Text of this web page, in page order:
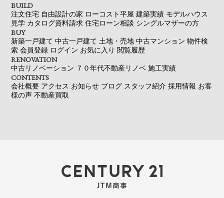
BUILD
注文住宅 自由設計の家 ローコスト平屋 建築実績 モデルハウス
見学 カタログ資料請求 住宅ローン相談 シングルマザーの方
BUY
新築一戸建て 中古一戸建て 土地・売地 中古マンション 物件検
索 会員登録 ログイン お気に入り 閲覧履歴
RENOVATION
中古リノベーション ７０年代不動産リノベ 施工実績
CONTENTS
会社概要 アクセス お知らせ ブログ スタッフ紹介 採用情報 お客
様の声 不動産買取